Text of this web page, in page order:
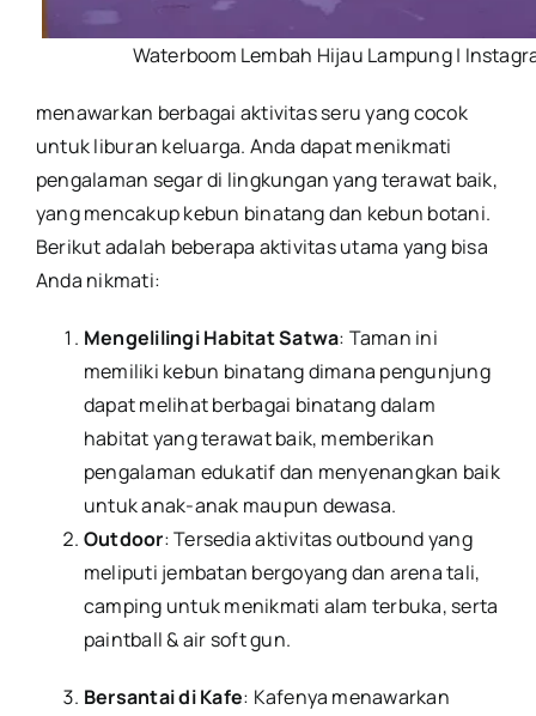
Waterboom Lembah Hijau Lampung |
menawarkan berbagai aktivitas seru yang cocok
untuk liburan keluarga. Anda dapat menikmati
pengalaman segar di lingkungan yang terawat baik,
yang mencakup kebun binatang dan kebun botani.
Berikut adalah beberapa aktivitas utama yang bisa
Anda nikmati:
Mengelilingi Habitat Satwa: Taman ini
memiliki kebun binatang dimana pengunjung
dapat melihat berbagai binatang dalam
habitat yang terawat baik, memberikan
pengalaman edukatif dan menyenangkan baik
untuk anak-anak maupun dewasa.
Outdoor: Tersedia aktivitas outbound yang
meliputi jembatan bergoyang dan arena tali,
camping untuk menikmati alam terbuka, serta
paintball & air soft gun.
Bersantai di Kafe: Kafenya menawarkan